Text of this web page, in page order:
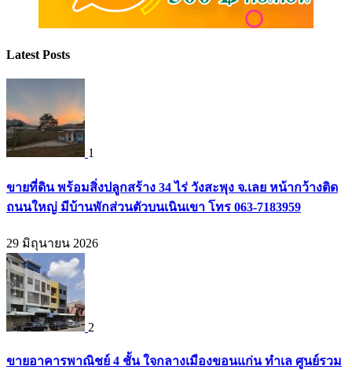
Latest Posts
1
ขายที่ดิน พร้อมสิ่งปลูกสร้าง 34 ไร่ วังสะพุง จ.เลย หน้ากว้างติด
ถนนใหญ่ มีบ้านพักส่วนตัวบนเนินเขา โทร 063-7183959
29 มิถุนายน 2026
2
ขายอาคารพาณิชย์ 4 ชั้น ใจกลางเมืองขอนแก่น ทำเล ศูนย์รวม